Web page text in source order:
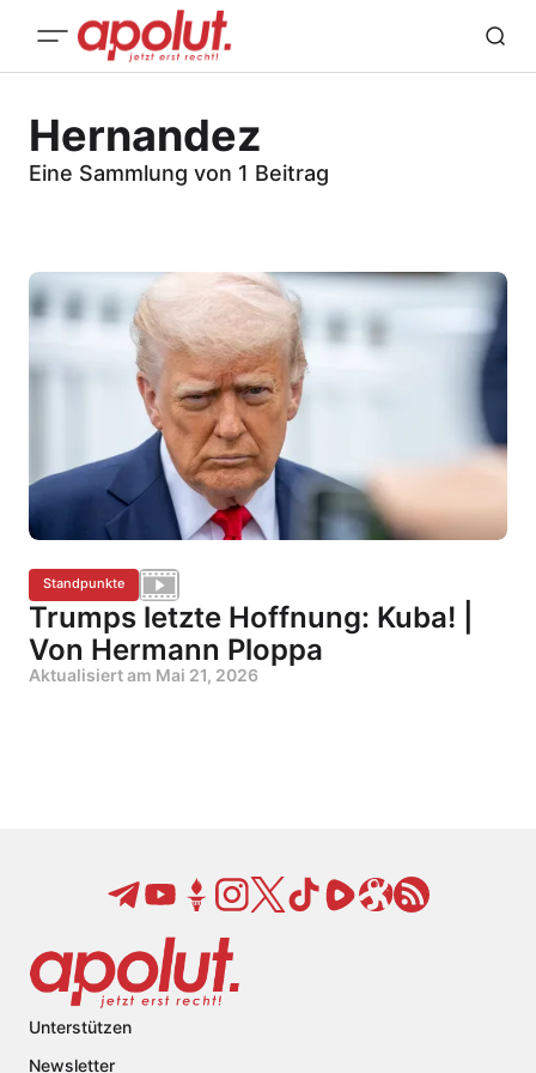
Hernandez
Eine Sammlung von 1 Beitrag
Standpunkte
Trumps letzte Hoffnung: Kuba! |
Von Hermann Ploppa
Aktualisiert am Mai 21, 2026
Unterstützen
Newsletter